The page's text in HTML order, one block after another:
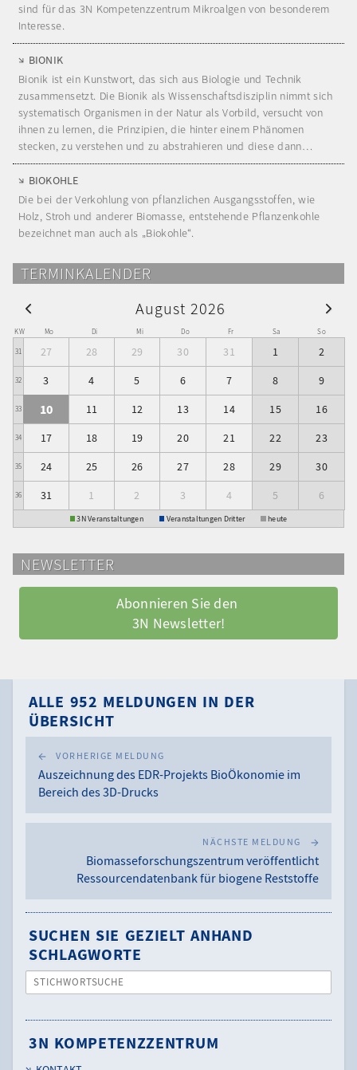
sind für das 3N Kompetenzzentrum Mikroalgen von besonderem
Interesse.
BIONIK
Bionik ist ein Kunstwort, das sich aus Biologie und Technik
zusammensetzt. Die Bionik als Wissenschaftsdisziplin nimmt sich
systematisch Organismen in der Natur als Vorbild, versucht von
ihnen zu lernen, die Prinzipien, die hinter einem Phänomen
stecken, zu verstehen und zu abstrahieren und diese dann…
BIOKOHLE
Die bei der Verkohlung von pflanzlichen Ausgangsstoffen, wie
Holz, Stroh und anderer Biomasse, entstehende Pflanzenkohle
bezeichnet man auch als „Biokohle“.
TERMINKALENDER
August 2026
KW Mo Di Mi Do Fr Sa So
31 27 28 29 30 31 1 2
32 3 4 5 6 7 8 9
33 10 11 12 13 14 15 16
34 17 18 19 20 21 22 23
35 24 25 26 27 28 29 30
36 31 1 2 3 4 5 6
3N Veranstaltungen Veranstaltungen Dritter heute
NEWSLETTER
Abonnieren Sie den
3N Newsletter!
ALLE 952 MELDUNGEN IN DER
ÜBERSICHT
VORHERIGE MELDUNG
Auszeichnung des EDR-Projekts BioÖkonomie im
Bereich des 3D-Drucks
NÄCHSTE MELDUNG
Biomasseforschungszentrum veröffentlicht
Ressourcendatenbank für biogene Reststoffe
SUCHEN SIE GEZIELT ANHAND
SCHLAGWORTE
STICHWORTSUCHE
3N KOMPETENZZENTRUM